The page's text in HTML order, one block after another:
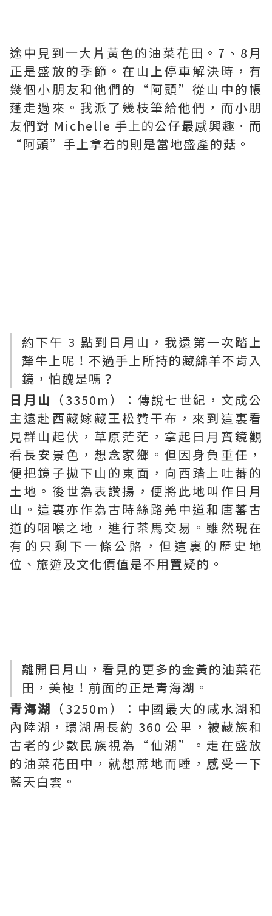
途中見到一大片黃色的油菜花田。7、8月
正是盛放的季節。在山上停車解決時，有
幾個小朋友和他們的“阿頭”從山中的帳
蓬走過來。我派了幾枝筆給他們，而小朋
友們對 Michelle 手上的公仔最感興趣．而
“阿頭”手上拿着的則是當地盛產的菇。
約下午 3 點到日月山，我還第一次踏上
犛牛上呢！不過手上所持的藏綿羊不肯入
鏡，怕醜是嗎？
日月山
（3350m）：傳說七世紀，文成公
主遠赴西藏嫁藏王松贊干布，來到這裏看
見群山起伏，草原茫茫，拿起日月寶鏡觀
看長安景色，想念家鄉。但因身負重任，
便把鏡子拋下山的東面，向西踏上吐蕃的
土地。後世為表讚揚，便將此地叫作日月
山。這裏亦作為古時絲路羌中道和唐蕃古
道的咽喉之地，進行茶馬交易。雖然現在
有的只剩下一條公賂，但這裏的歷史地
位、旅遊及文化價值是不用置疑的。
離開日月山，看見的更多的金黃的油菜花
田，美極！前面的正是青海湖。
青海湖 （3250m）：中國最大的咸水湖和
內陸湖，環湖周長約 360 公里，被藏族和
古老的少數民族視為“仙湖”。走在盛放
的油菜花田中，就想蓆地而睡，感受一下
藍天白雲。